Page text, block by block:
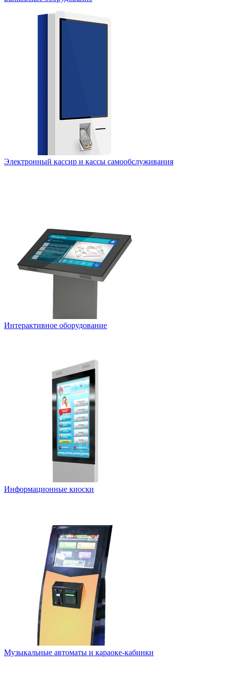
Электронный кассир и кассы самообслуживания
Интерактивное оборудование
Информационные киоски
Музыкальные автоматы и караоке-кабинки